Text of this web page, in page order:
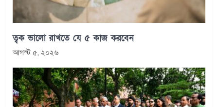
ত্বক ভালো রাখতে যে ৫ কাজ করবেন
আগস্ট ৫, ২০২৬